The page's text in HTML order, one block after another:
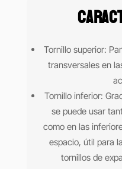
Tornillo superior:
transversales en
Tornillo inferior:
se puede usar
como en las
espacio, útil para
tornillos de